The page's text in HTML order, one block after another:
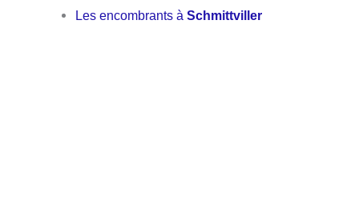
Les encombrants àSchmittviller